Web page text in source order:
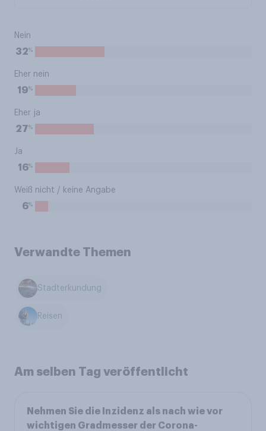
Nein
32%
Eher nein
19%
Eher ja
27%
Ja
16%
Weiß nicht / keine Angabe
6%
Verwandte Themen
Stadterkundung
Reisen
Am selben Tag veröffentlicht
Nehmen Sie die Inzidenz als nach wie vor
wichtigen Gradmesser der Corona-